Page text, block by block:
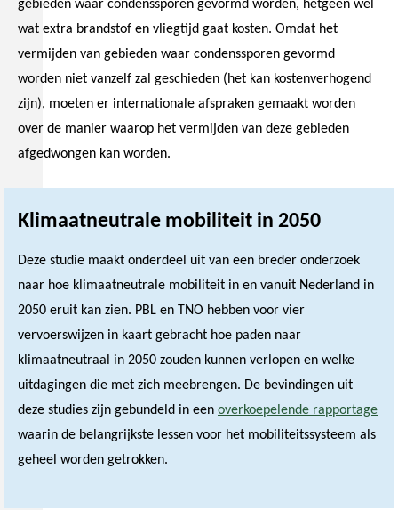
gebieden waar condenssporen gevormd worden, hetgeen wel
wat extra brandstof en vliegtijd gaat kosten. Omdat het
vermijden van gebieden waar condenssporen gevormd
worden niet vanzelf zal geschieden (het kan kostenverhogend
zijn), moeten er internationale afspraken gemaakt worden
over de manier waarop het vermijden van deze gebieden
afgedwongen kan worden.
Klimaatneutrale mobiliteit in 2050
Deze studie maakt onderdeel uit van een breder onderzoek
naar hoe klimaatneutrale mobiliteit in en vanuit Nederland in
2050 eruit kan zien. PBL en TNO hebben voor vier
vervoerswijzen in kaart gebracht hoe paden naar
klimaatneutraal in 2050 zouden kunnen verlopen en welke
uitdagingen die met zich meebrengen. De bevindingen uit
deze studies zijn gebundeld in een overkoepelende rapportage
waarin de belangrijkste lessen voor het mobiliteitssysteem als
geheel worden getrokken.